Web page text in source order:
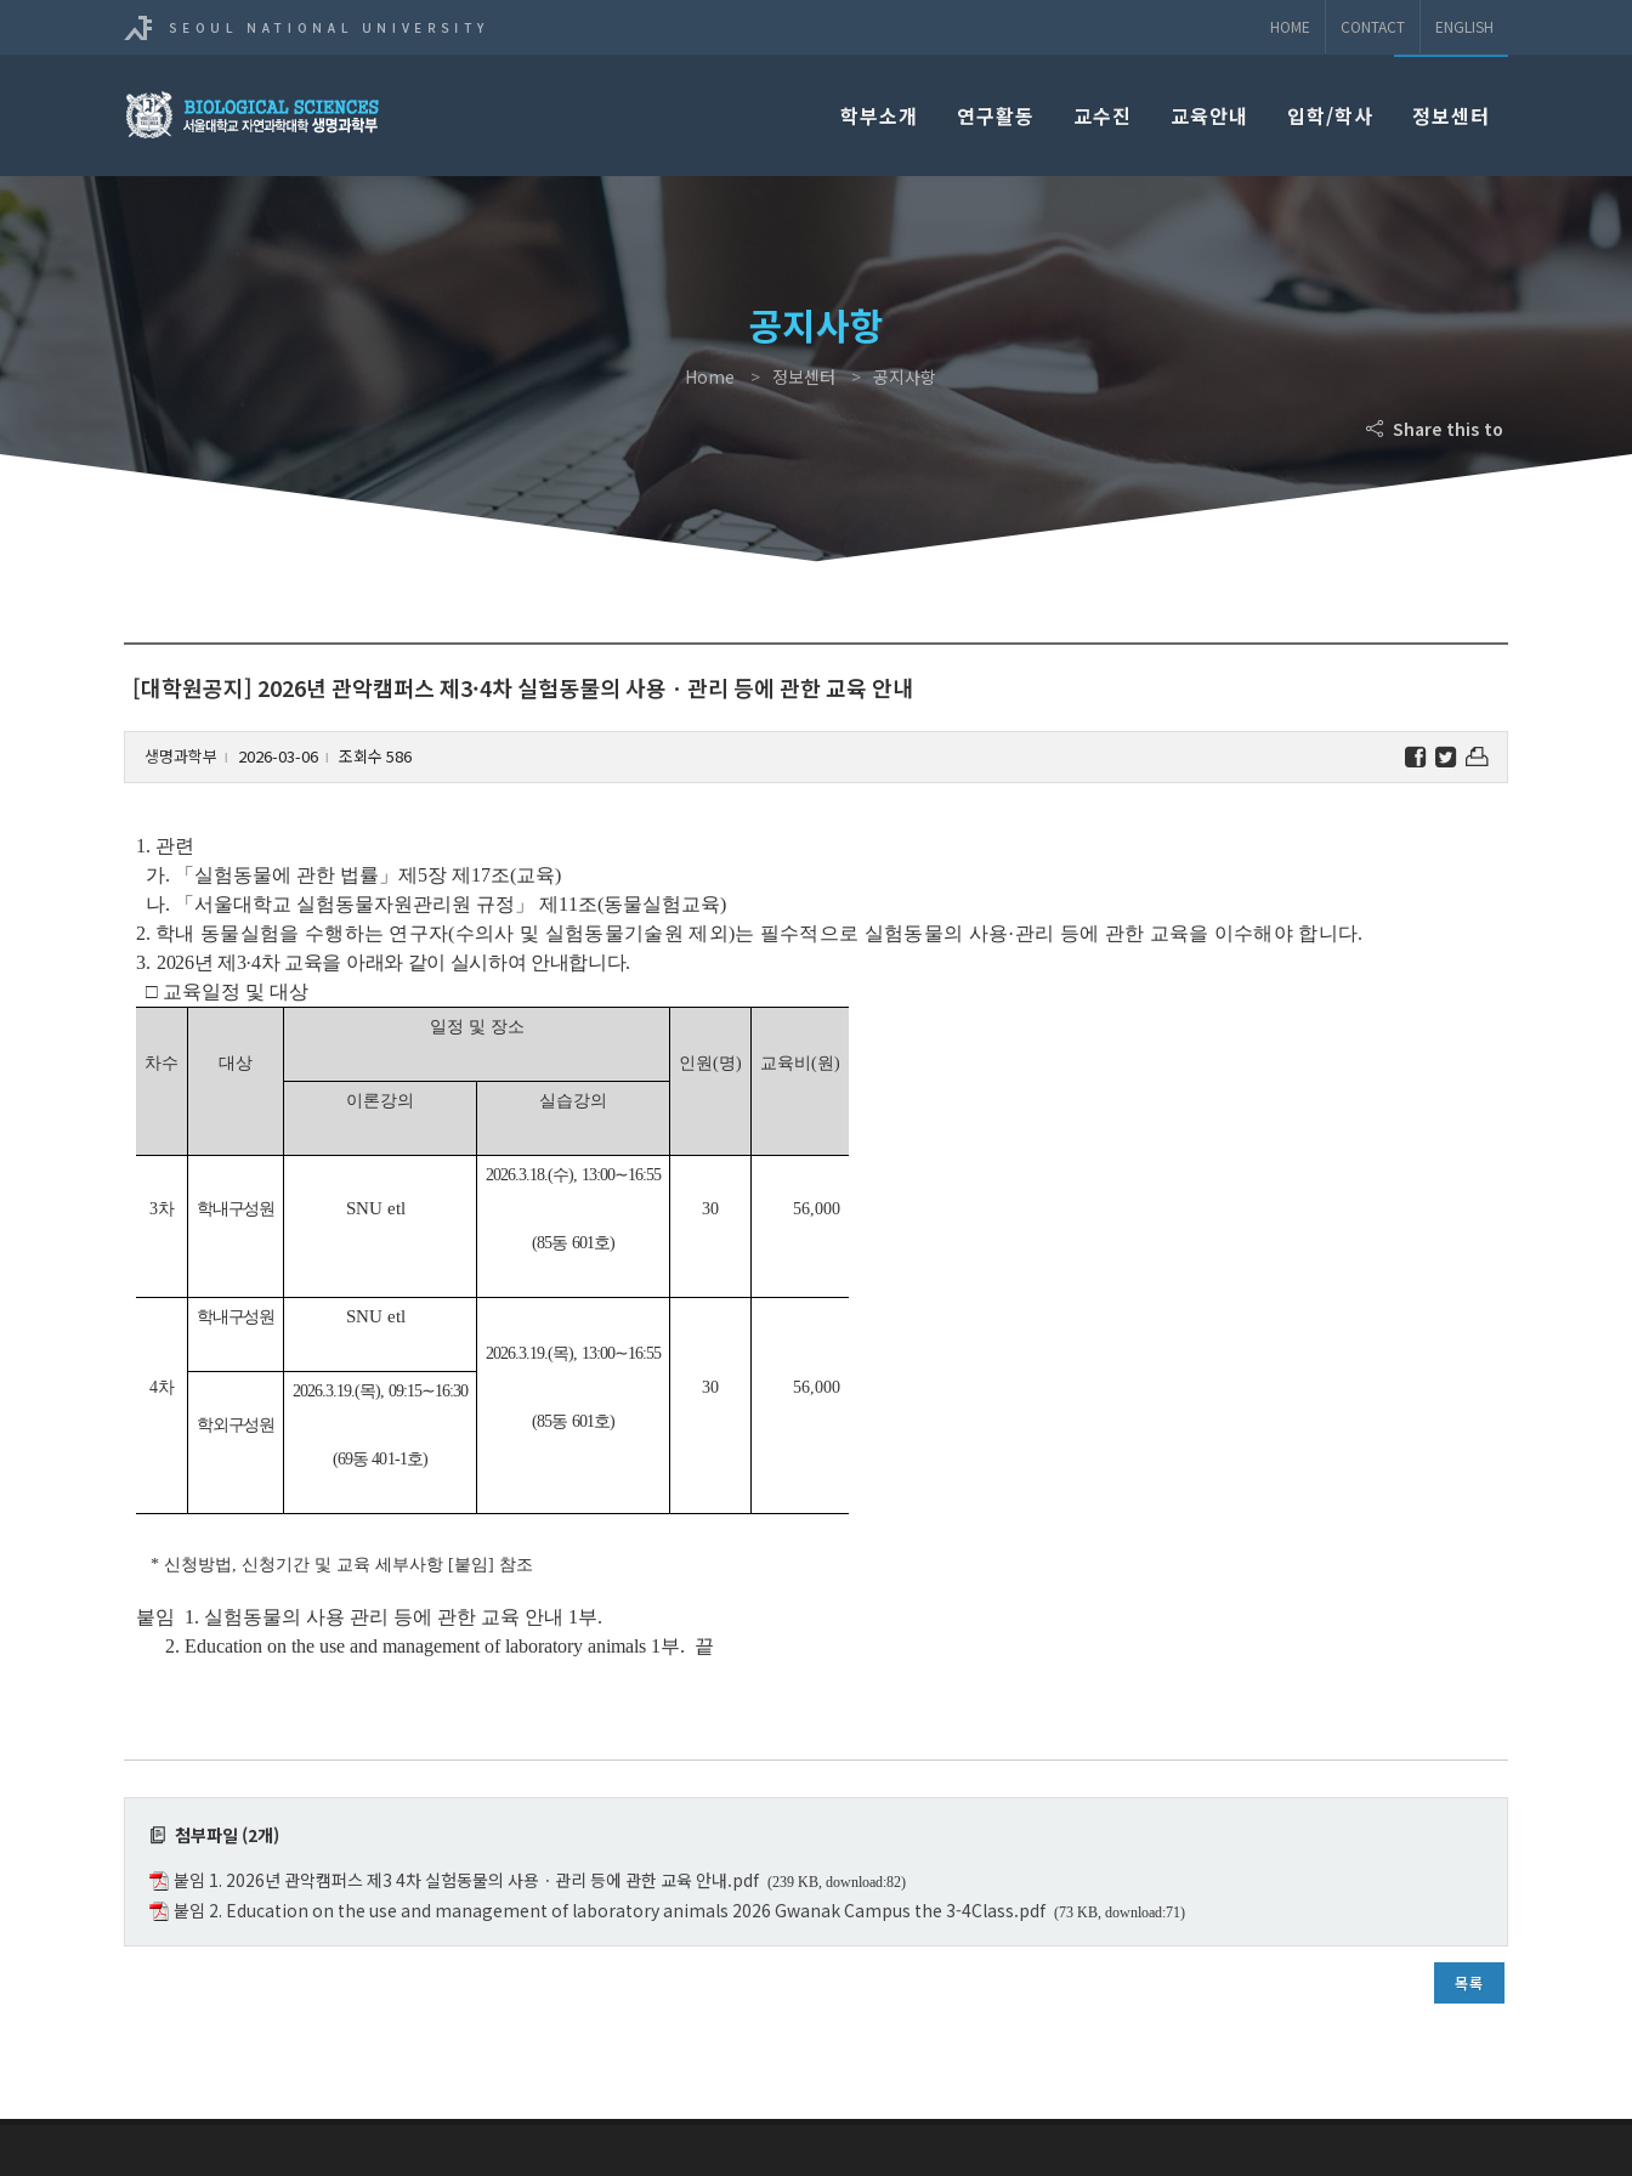
HOME CONTACT ENGLISH
학부소개 연구활동 교수진 교육안내 입학/학사 정보센터
공지사항
Home 정보센터 공지사항
Share this to
[대학원공지] 2026년 관악캠퍼스 제3·4차 실험동물의 사용ㆍ관리 등에 관한 교육 안내
생명과학부 l 2026-03-06 l 조회수 586
1. 관련
가. 「실험동물에 관한 법률」제5장 제17조(교육)
나. 「서울대학교 실험동물자원관리원 규정」 제11조(동물실험교육)
2. 학내 동물실험을 수행하는 연구자(수의사 및 실험동물기술원 제외)는 필수적으로 실험동물의 사용·관리 등에 관한 교육을 이수해야 합니다.
3. 2026년 제3·4차 교육을 아래와 같이 실시하여 안내합니다.
□ 교육일정 및 대상
차수 대상
일정 및 장소
인원(명)
교육비(원)
이론강의 실습강의
3차 학내구성원 SNU etl
2026.3.18.(수), 13:00∼16:55
(85동 601호)
30 56,000
4차
학내구성원 SNU etl
2026.3.19.(목), 13:00∼16:55
(85동 601호)
30 56,000
학외구성원
2026.3.19.(목), 09:15∼16:30
(69동 401-1호)
* 신청방법, 신청기간 및 교육 세부사항 [붙임] 참조
붙임 1. 실험동물의 사용 관리 등에 관한 교육 안내 1부.
2. Education on the use and management of laboratory animals 1부. 끝
첨부파일 (2개)
붙임 1. 2026년 관악캠퍼스 제3 4차 실험동물의 사용ㆍ관리 등에 관한 교육 안내.pdf (239 KB, download:82)
붙임 2. Education on the use and management of laboratory animals 2026 Gwanak Campus the 3-4Class.pdf (73 KB, download:71)
목록